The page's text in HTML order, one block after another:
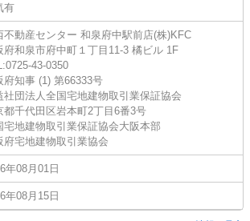
有
不動産センター 和泉府中駅前店(株)KFC
府和泉市府中町１丁目11-3 橘ビル 1F
43-0350
府知事 (1) 第66333号
社団法人全国宅地建物取引業保証協会
都千代田区岩本町2丁目6番3号
宅地建物取引業保証協会大阪本部
府宅地建物取引業協会
年08月01日
年08月15日